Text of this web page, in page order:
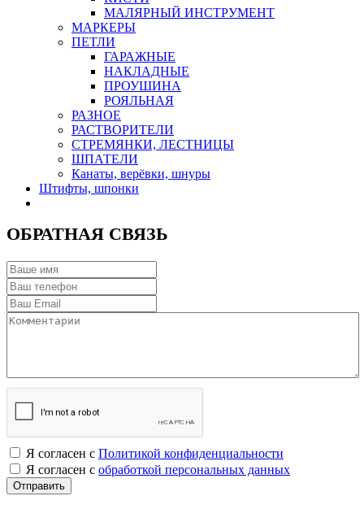
МАЛЯРНЫЙ ИНСТРУМЕНТ
МАРКЕРЫ
ПЕТЛИ
ГАРАЖНЫЕ
НАКЛАДНЫЕ
ПРОУШИНА
РОЯЛЬНАЯ
РАЗНОЕ
РАСТВОРИТЕЛИ
СТРЕМЯНКИ, ЛЕСТНИЦЫ
ШПАТЕЛИ
Канаты, верёвки, шнуры
Штифты, шпонки
ОБРАТНАЯ СВЯЗЬ
Я согласен с Политикой конфиденциальности
Я согласен с обработкой персональных данных